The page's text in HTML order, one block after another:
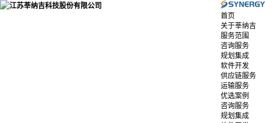
首页
关于莘纳吉
服务范围
咨询服务
规划集成
软件开发
供应链服务
运输服务
优选案例
咨询服务
规划集成